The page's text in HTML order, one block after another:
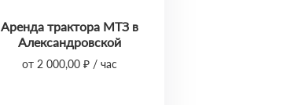
Аренда трактора МТЗ в
Александровской
от 2 000,00 ₽ / час